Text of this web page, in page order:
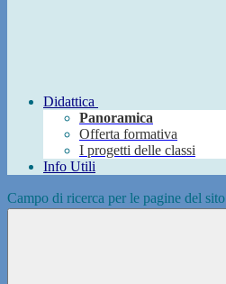
Didattica
Panoramica
Offerta formativa
I progetti delle classi
Info Utili
Campo di ricerca per le pagine del sito